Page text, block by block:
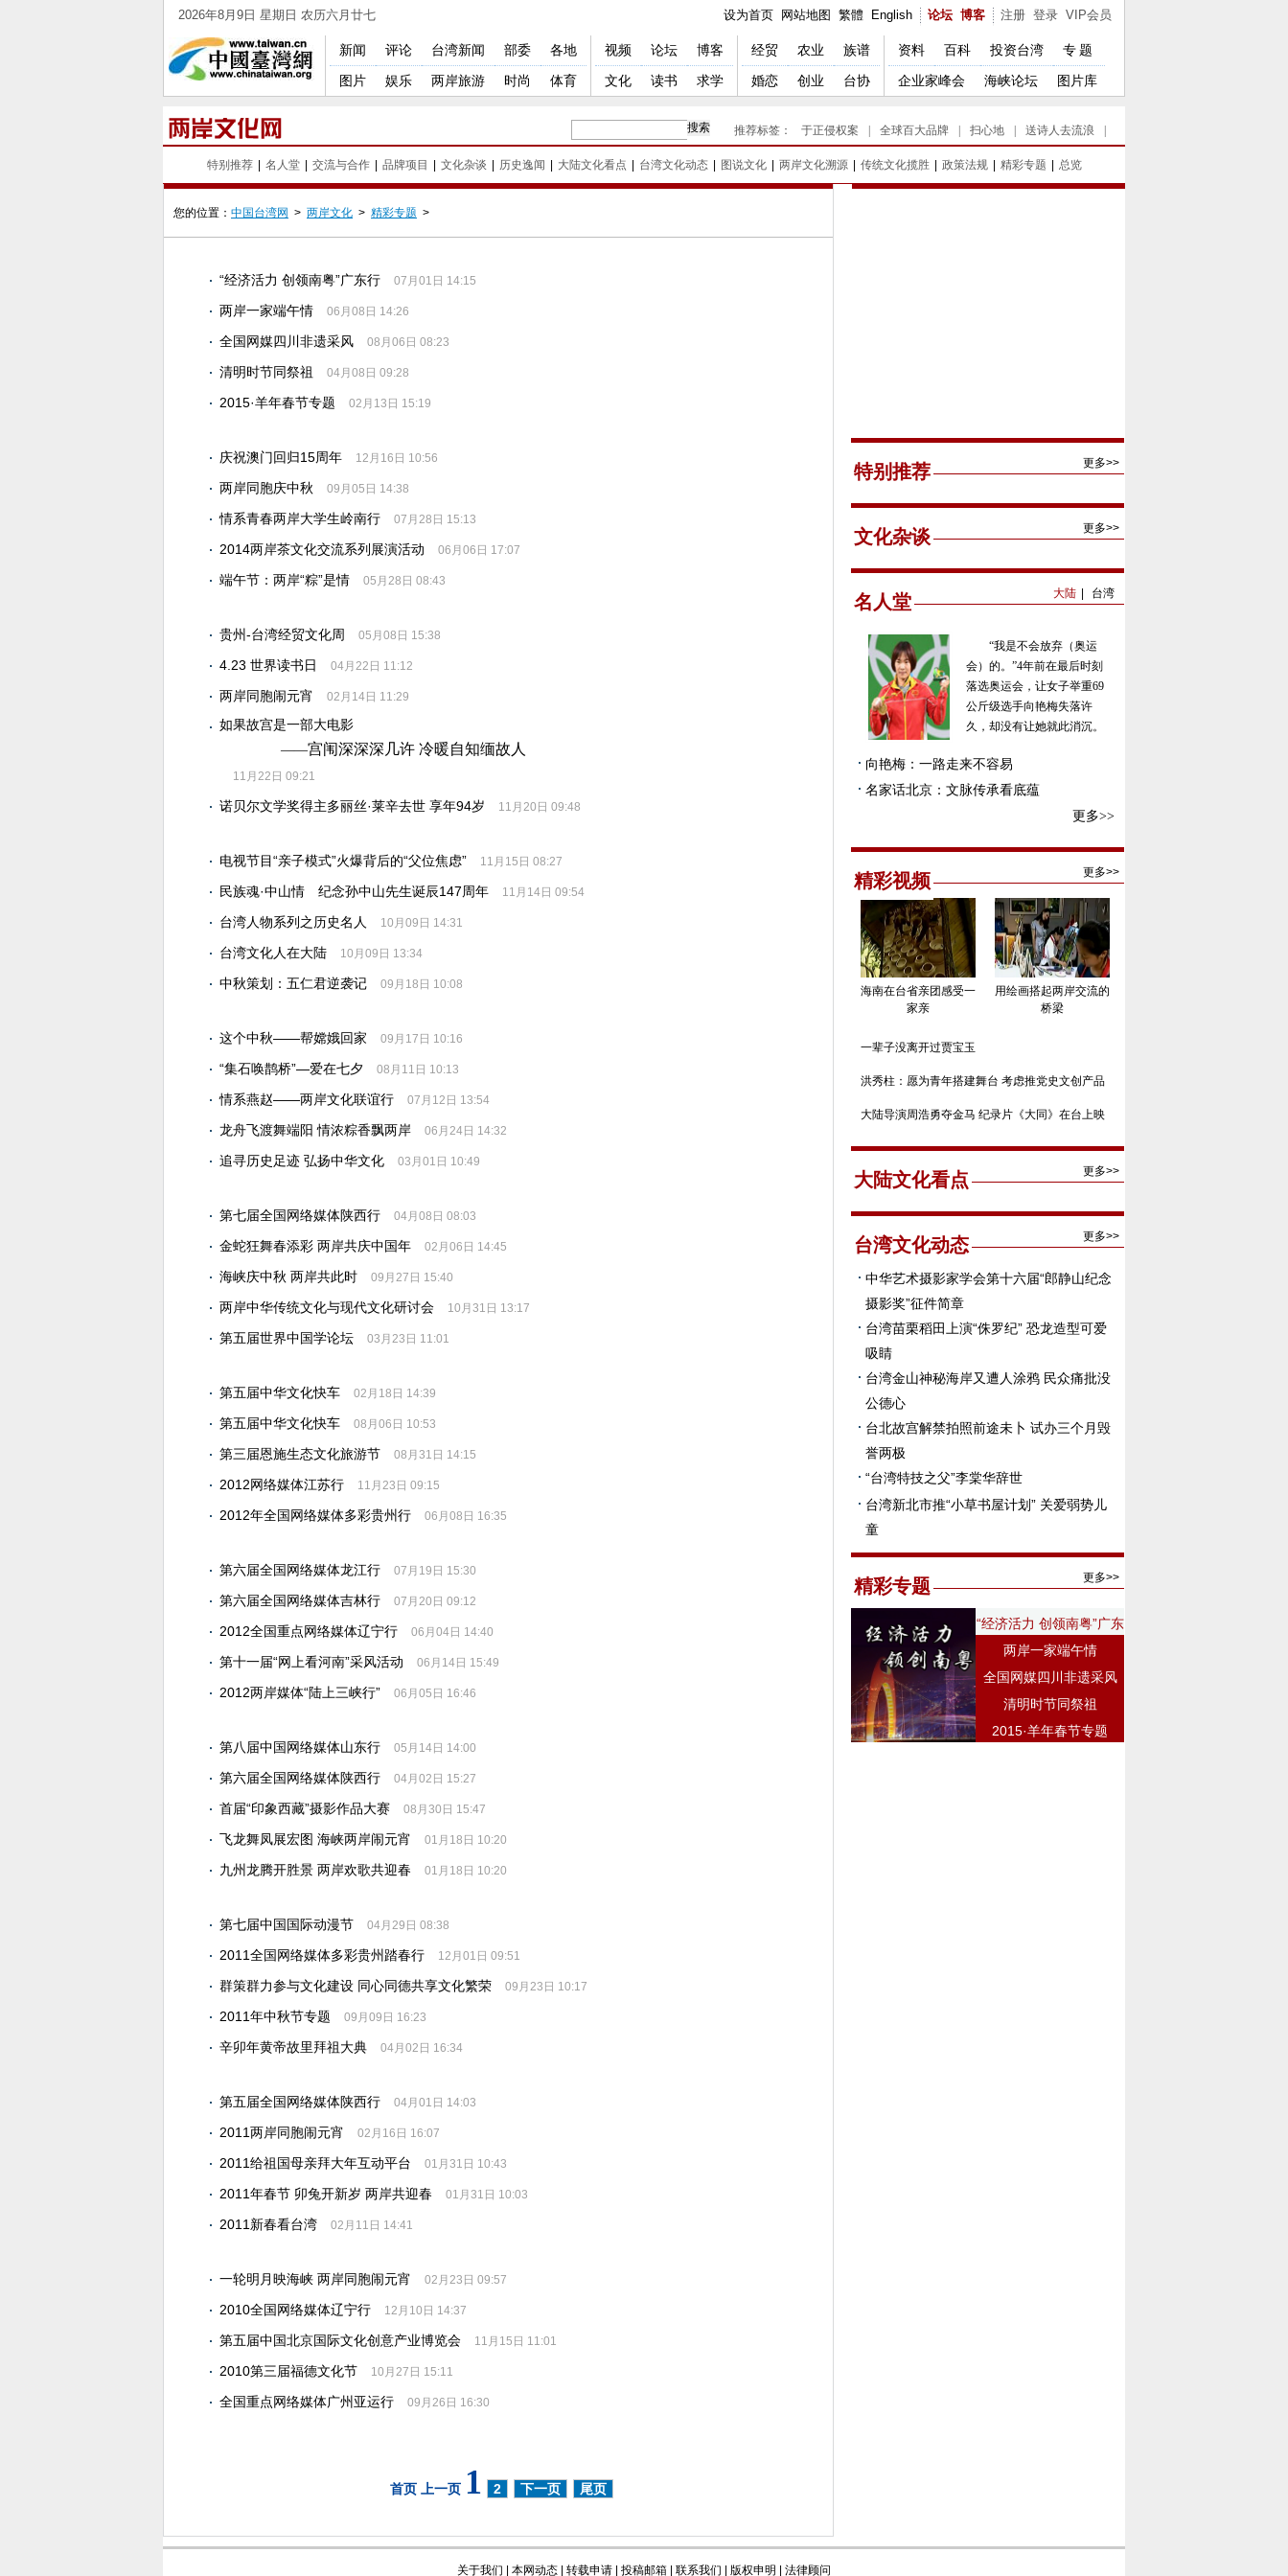
2026年8月9日 星期日 农历六月廿七 注册 登录 VIP会员
论坛 博客
设为首页 网站地图 繁體 English
新闻 评论 台湾新闻 部委
各地
图片
娱乐 两岸旅游 时尚 体育
视频 论坛
博客
文化
读书 求学
经贸 农业
族谱
婚恋
创业 台协
资料 百科 投资台湾
专题
企业家峰会
海峡论坛 图片库
推荐标签： 于正侵权案 全球百大品牌 扫心地 送诗人去流浪
特别推荐 名人堂 交流与合作 品牌项目 文化杂谈 历史逸闻 大陆文化看点 台湾文化动态 图说文化 两岸文化溯源 传统文化揽胜 政策法规 精彩专题 总览
您的位置： 中国台湾网 > 两岸文化 > 精彩专题 >
“经济活力 创领南粤”广东行 07月01日 14:15
两岸一家端午情 06月08日 14:26
全国网媒四川非遗采风 08月06日 08:23
清明时节同祭祖 04月08日 09:28
2015·羊年春节专题 02月13日 15:19
庆祝澳门回归15周年 12月16日 10:56
两岸同胞庆中秋 09月05日 14:38
情系青春两岸大学生岭南行 07月28日 15:13
2014两岸茶文化交流系列展演活动 06月06日 17:07
端午节：两岸“粽”是情 05月28日 08:43
贵州-台湾经贸文化周 05月08日 15:38
4.23 世界读书日 04月22日 11:12
两岸同胞闹元宵 02月14日 11:29
如果故宫是一部大电影
——宫闱深深深几许 冷暖自知缅故人
11月22日 09:21
诺贝尔文学奖得主多丽丝·莱辛去世 享年94岁 11月20日 09:48
电视节目“亲子模式”火爆背后的“父位焦虑” 11月15日 08:27
民族魂·中山情 纪念孙中山先生诞辰147周年 11月14日 09:54
台湾人物系列之历史名人 10月09日 14:31
台湾文化人在大陆 10月09日 13:34
中秋策划：五仁君逆袭记 09月18日 10:08
这个中秋——帮嫦娥回家 09月17日 10:16
“集石唤鹊桥”—爱在七夕 08月11日 10:13
情系燕赵——两岸文化联谊行 07月12日 13:54
龙舟飞渡舞端阳 情浓粽香飘两岸 06月24日 14:32
追寻历史足迹 弘扬中华文化 03月01日 10:49
第七届全国网络媒体陕西行 04月08日 08:03
金蛇狂舞春添彩 两岸共庆中国年 02月06日 14:45
海峡庆中秋 两岸共此时 09月27日 15:40
两岸中华传统文化与现代文化研讨会 10月31日 13:17
第五届世界中国学论坛 03月23日 11:01
第五届中华文化快车 02月18日 14:39
第五届中华文化快车 08月06日 10:53
第三届恩施生态文化旅游节 08月31日 14:15
2012网络媒体江苏行 11月23日 09:15
2012年全国网络媒体多彩贵州行 06月08日 16:35
第六届全国网络媒体龙江行 07月19日 15:30
第六届全国网络媒体吉林行 07月20日 09:12
2012全国重点网络媒体辽宁行 06月04日 14:40
第十一届“网上看河南”采风活动 06月14日 15:49
2012两岸媒体“陆上三峡行” 06月05日 16:46
第八届中国网络媒体山东行 05月14日 14:00
第六届全国网络媒体陕西行 04月02日 15:27
首届“印象西藏”摄影作品大赛 08月30日 15:47
飞龙舞凤展宏图 海峡两岸闹元宵 01月18日 10:20
九州龙腾开胜景 两岸欢歌共迎春 01月18日 10:20
第七届中国国际动漫节 04月29日 08:38
2011全国网络媒体多彩贵州踏春行 12月01日 09:51
群策群力参与文化建设 同心同德共享文化繁荣 09月23日 10:17
2011年中秋节专题 09月09日 16:23
辛卯年黄帝故里拜祖大典 04月02日 16:34
第五届全国网络媒体陕西行 04月01日 14:03
2011两岸同胞闹元宵 02月16日 16:07
2011给祖国母亲拜大年互动平台 01月31日 10:43
2011年春节 卯兔开新岁 两岸共迎春 01月31日 10:03
2011新春看台湾 02月11日 14:41
一轮明月映海峡 两岸同胞闹元宵 02月23日 09:57
2010全国网络媒体辽宁行 12月10日 14:37
第五届中国北京国际文化创意产业博览会 11月15日 11:01
2010第三届福德文化节 10月27日 15:11
全国重点网络媒体广州亚运行 09月26日 16:30
首页 上一页 1 2 下一页 尾页
特别推荐 更多>>
文化杂谈 更多>>
名人堂 大陆 台湾
“我是不会放弃（奥运
会）的。”4年前在最后时刻
落选奥运会，让女子举重69
公斤级选手向艳梅失落许
久，却没有让她就此消沉。
向艳梅：一路走来不容易
名家话北京：文脉传承看底蕴
更多>>
精彩视频 更多>>
海南在台省亲团感受一
家亲
用绘画搭起两岸交流的
桥梁
一辈子没离开过贾宝玉
洪秀柱：愿为青年搭建舞台 考虑推党史文创产品
大陆导演周浩勇夺金马 纪录片《大同》在台上映
大陆文化看点 更多>>
台湾文化动态 更多>>
中华艺术摄影家学会第十六届“郎静山纪念
摄影奖”征件简章
台湾苗栗稻田上演“侏罗纪” 恐龙造型可爱
吸睛
台湾金山神秘海岸又遭人涂鸦 民众痛批没
公德心
台北故宫解禁拍照前途未卜 试办三个月毁
誉两极
“台湾特技之父”李棠华辞世
台湾新北市推“小草书屋计划” 关爱弱势儿
童
精彩专题 更多>>
“经济活力 创领南粤”广东
行
两岸一家端午情
全国网媒四川非遗采风
清明时节同祭祖
2015·羊年春节专题
关于我们 本网动态 转载申请 投稿邮箱 联系我们 | 版权申明 | 法律顾问